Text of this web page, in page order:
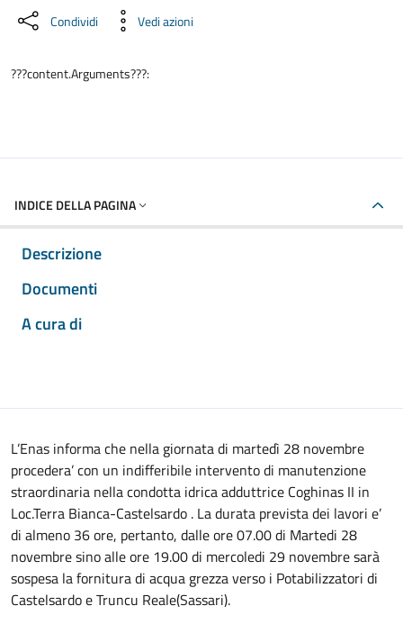
Condividi Vedi azioni
???content.Arguments???:
INDICE DELLA PAGINA
Descrizione
Documenti
A cura di
L’Enas informa che nella giornata di martedì 28 novembre
procedera’ con un indifferibile intervento di manutenzione
straordinaria nella condotta idrica adduttrice Coghinas II in
Loc.Terra Bianca-Castelsardo . La durata prevista dei lavori e’
di almeno 36 ore, pertanto, dalle ore 07.00 di Martedi 28
novembre sino alle ore 19.00 di mercoledi 29 novembre sarà
sospesa la fornitura di acqua grezza verso i Potabilizzatori di
Castelsardo e Truncu Reale(Sassari).